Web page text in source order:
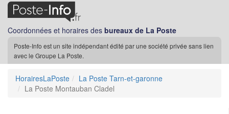
Coordonnées et horaires des bureaux de La Poste
Poste-Info est un site indépendant édité par une société privée sans lien
avec le Groupe La Poste.
HorairesLaPoste
La Poste Tarn-et-garonne
La Poste Montauban Cladel